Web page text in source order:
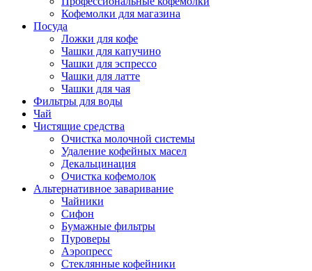
Кофемолки для магазина
Посуда
Ложки для кофе
Чашки для капучино
Чашки для эспрессо
Чашки для латте
Чашки для чая
Фильтры для воды
Чай
Чистящие средства
Очистка молочной системы
Удаление кофейных масел
Декальцинация
Очистка кофемолок
Альтернативное заваривание
Чайники
Сифон
Бумажные фильтры
Пуроверы
Аэропресс
Стеклянные кофейники